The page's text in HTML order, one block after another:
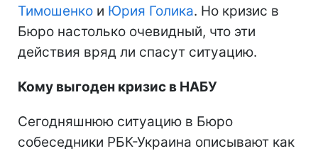
Тимошенко и Юрия Голика. Но кризис в
Бюро настолько очевидный, что эти
действия вряд ли спасут ситуацию.
Кому выгоден кризис в НАБУ
Сегодняшнюю ситуацию в Бюро
собеседники РБК-Украина описывают как